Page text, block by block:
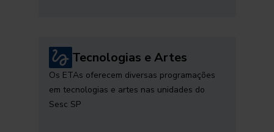
Tecnologias e Artes
Os ETAs oferecem diversas programações
em tecnologias e artes nas unidades do
Sesc SP